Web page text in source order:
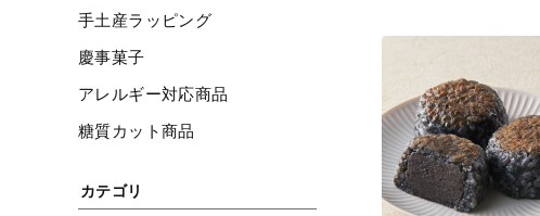
手土産ラッピング
慶事菓子
アレルギー対応商品
糖質カット商品
カテゴリ